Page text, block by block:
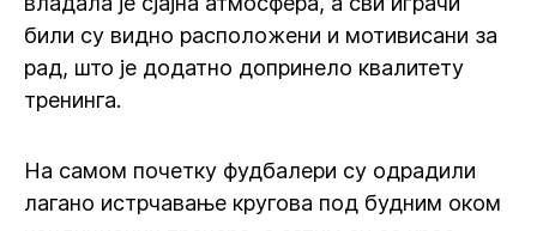
били су видно расположени и мотивисани за
рад, што је додатно допринело квалитету
тренинга.
На самом почетку фудбалери су одрадили
лагано истрчавање кругова под будним оком